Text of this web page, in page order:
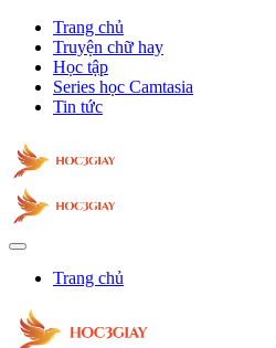
Trang chủ
Truyện chữ hay
Học tập
Series học Camtasia
Tin tức
Trang chủ